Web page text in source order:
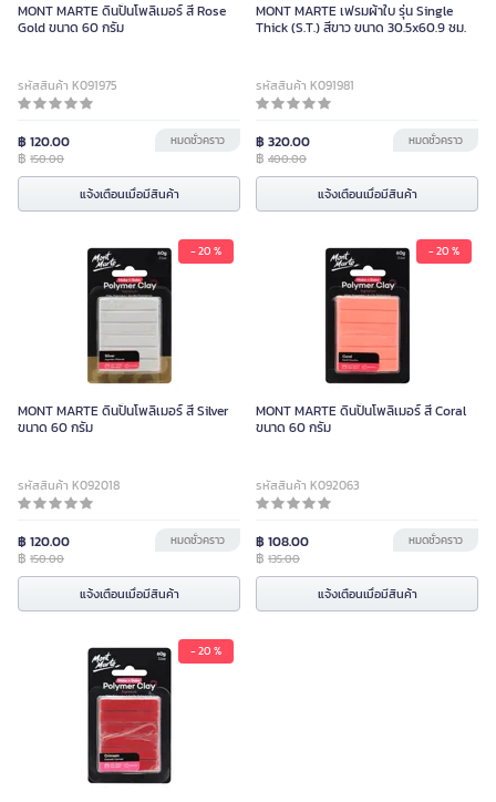
MONT MARTE ดินปั้นโพลิเมอร์ สี Rose
Gold ขนาด 60 กรัม
รหัสสินค้า K091975
฿ 120.00
฿ 150.00
หมดชั่วคราว
แจ้งเตือนเมื่อมีสินค้า
MONT MARTE เฟรมผ้าใบ รุ่น Single
Thick (S.T.) สีขาว ขนาด 30.5x60.9 ซม.
รหัสสินค้า K091981
฿ 320.00
฿ 400.00
หมดชั่วคราว
แจ้งเตือนเมื่อมีสินค้า
- 20 %
MONT MARTE ดินปั้นโพลิเมอร์ สี Silver
ขนาด 60 กรัม
รหัสสินค้า K092018
฿ 120.00
฿ 150.00
หมดชั่วคราว
แจ้งเตือนเมื่อมีสินค้า
- 20 %
MONT MARTE ดินปั้นโพลิเมอร์ สี Coral
ขนาด 60 กรัม
รหัสสินค้า K092063
฿ 108.00
฿ 135.00
หมดชั่วคราว
แจ้งเตือนเมื่อมีสินค้า
- 20 %